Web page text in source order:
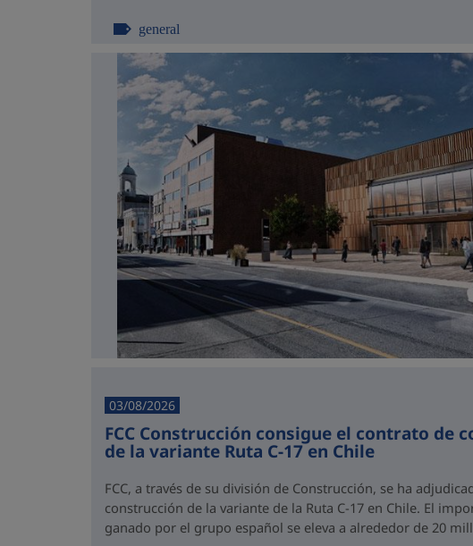
general
03/08/2026
FCC Construcción consigue el contrato de
de la variante Ruta C-17 en Chile
FCC, a través de su división de Construcción, se ha
construcción de la variante de la Ruta C-17 en Chile. El
ganado por el grupo español se eleva a alrededor de 20